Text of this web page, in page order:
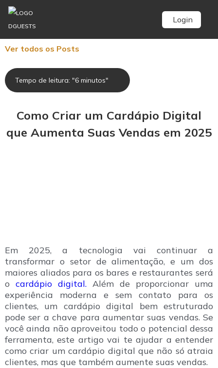
Login
Ver todos os Posts
Tempo de leitura: "6 minutos"
Como Criar um Cardápio Digital
que Aumenta Suas Vendas em 2025
Em 2025, a tecnologia vai continuar a
transformar o setor de alimentação, e um dos
maiores aliados para os bares e restaurantes será
o cardápio digital. Além de proporcionar uma
experiência moderna e sem contato para os
clientes, um cardápio digital bem estruturado
pode ser a chave para aumentar suas vendas. Se
você ainda não aproveitou todo o potencial dessa
ferramenta, este artigo vai te ajudar a entender
como criar um cardápio digital que não só atraia
clientes, mas que também aumente suas vendas.